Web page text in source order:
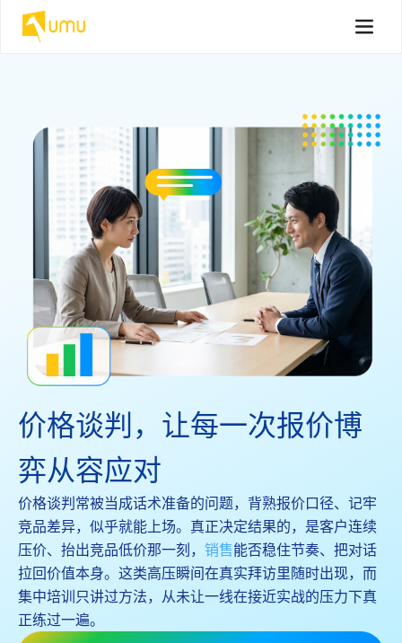
价格谈判，让每一次报价博
弈从容应对
价格谈判常被当成话术准备的问题，背熟报价口径、记牢
竞品差异，似乎就能上场。真正决定结果的，是客户连续
压价、抬出竞品低价那一刻， 销售能否稳住节奏、把对话
拉回价值本身。这类高压瞬间在真实拜访里随时出现，而
集中培训只讲过方法，从未让一线在接近实战的压力下真
正练过一遍。